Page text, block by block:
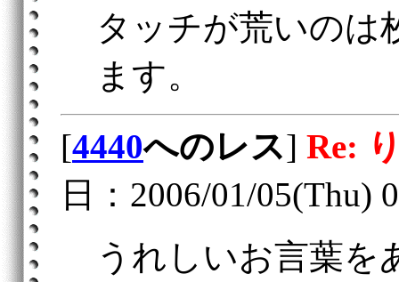
タッチが荒いのは
ます。
[4440へのレス] Re:
日：2006/01/05(Thu)
うれしいお言葉を